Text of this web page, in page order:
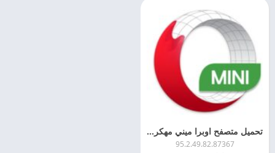
تحميل متصفح اوبرا ميني مهكر 2026 Opera Mini اخر اصدار
95.2.49.82.87367